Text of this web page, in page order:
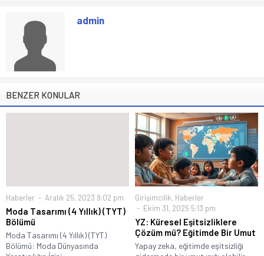
admin
BENZER KONULAR
Haberler Aralık 25, 2023 9:02 pm
Moda Tasarımı (4 Yıllık) (TYT)
Bölümü
Moda Tasarımı (4 Yıllık) (TYT)
Bölümü: Moda Dünyasında
Girişimcilik, Haberler
Ekim 31, 2025 5:13 pm
YZ: Küresel Eşitsizliklere
Çözüm mü? Eğitimde Bir Umut
Yapay zeka, eğitimde eşitsizliği